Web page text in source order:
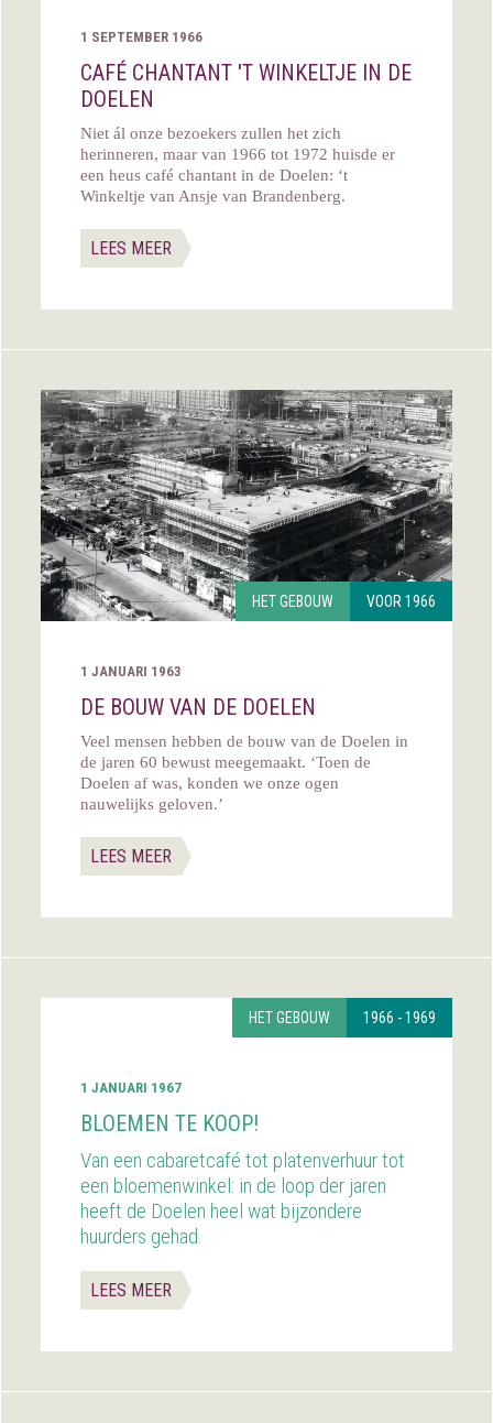
1 SEPTEMBER 1966
CAFÉ CHANTANT 'T WINKELTJE IN DE
DOELEN
Niet ál onze bezoekers zullen het zich
herinneren, maar van 1966 tot 1972 huisde er
een heus café chantant in de Doelen: ‘t
Winkeltje van Ansje van Brandenberg.
LEES MEER
HET GEBOUW VOOR 1966
1 JANUARI 1963
DE BOUW VAN DE DOELEN
Veel mensen hebben de bouw van de Doelen in
de jaren 60 bewust meegemaakt. ‘Toen de
Doelen af was, konden we onze ogen
nauwelijks geloven.’
LEES MEER
HET GEBOUW 1966 - 1969
1 JANUARI 1967
BLOEMEN TE KOOP!
Van een cabaretcafé tot platenverhuur tot
een bloemenwinkel: in de loop der jaren
heeft de Doelen heel wat bijzondere
huurders gehad.
LEES MEER